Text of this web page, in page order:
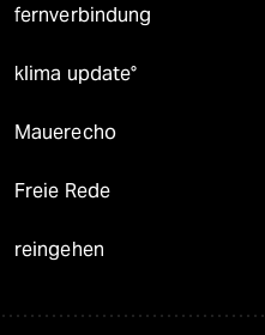
fernverbindung
klima update°
Mauerecho
Freie Rede
reingehen